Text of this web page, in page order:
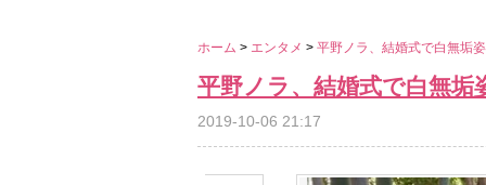
ホーム > エンタメ > 平野ノラ、結婚式で白無垢
平野ノラ、結婚式で白無
2019-10-06 21:17